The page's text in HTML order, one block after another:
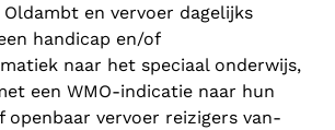
en vervoer dagelijks
handicap en/of
naar het speciaal onderwijs,
een WMO-indicatie naar hun
openbaar vervoer reizigers van-